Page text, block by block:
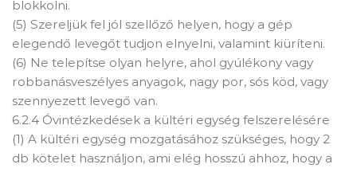
blokkolni.
(5) Szereljük fel jól szellőző helyen, hogy a gép
elegendő levegőt tudjon elnyelni, valamint kiüríteni.
(6) Ne telepítse olyan helyre, ahol gyúlékony vagy
robbanásveszélyes anyagok, nagy por, sós köd, vagy
szennyezett levegő van.
6.2.4 Óvintézkedések a kültéri egység felszerelésére
(1) A kültéri egység mozgatásához szükséges, hogy 2
db kötelet használjon, ami elég hosszú ahhoz, hogy a